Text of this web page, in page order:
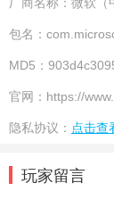
包名：
MD5：
官网： https://
隐私协议： 点击查
玩家留言